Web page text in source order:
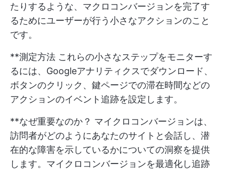
たりするような、マクロコンバージョンを完了す
るためにユーザーが行う小さなアクションのこと
です。
**測定方法 これらの小さなステップをモニターす
るには、Googleアナリティクスでダウンロード、
ボタンのクリック、鍵ページでの滞在時間などの
アクションのイベント追跡を設定します。
**なぜ重要なのか？ マイクロコンバージョンは、
訪問者がどのようにあなたのサイトと会話し、潜
在的な障害を示しているかについての洞察を提供
します。マイクロコンバージョンを最適化し追跡